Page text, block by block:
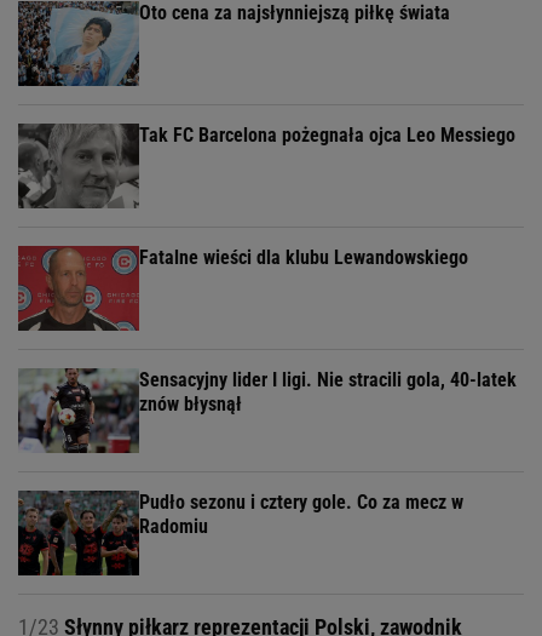
Oto cena za najsłynniejszą piłkę świata
Tak FC Barcelona pożegnała ojca Leo Messiego
Fatalne wieści dla klubu Lewandowskiego
Sensacyjny lider I ligi. Nie stracili gola, 40-latek
znów błysnął
Pudło sezonu i cztery gole. Co za mecz w
Radomiu
1/23 Słynny piłkarz reprezentacji Polski, zawodnik